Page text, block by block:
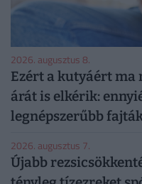
2026. augusztus 8.
Ezért a kutyáért ma
árát is elkérik:
legnépszerűbb
2026. augusztus 7.
Újabb